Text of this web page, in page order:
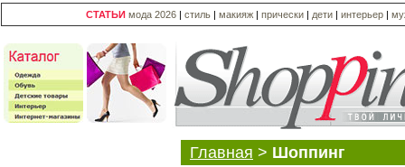
СТАТЬИ мода 2026 | стиль | макияж | прически | дети | интерьер |
Главная > Шоппинг